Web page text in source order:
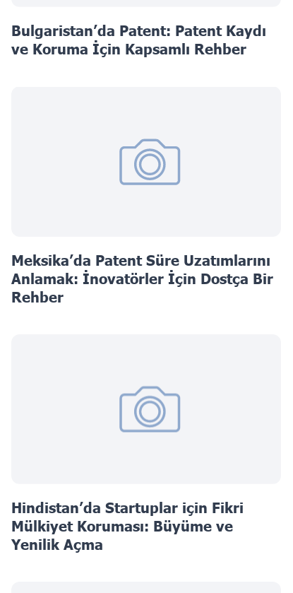
Bulgaristan’da Patent: Patent Kaydı
ve Koruma İçin Kapsamlı Rehber
Meksika’da Patent Süre Uzatımlarını
Anlamak: İnovatörler İçin Dostça Bir
Rehber
Hindistan’da Startuplar için Fikri
Mülkiyet Koruması: Büyüme ve
Yenilik Açma